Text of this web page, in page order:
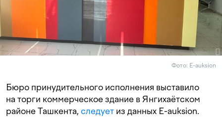
Фото: E-auksion
Бюро принудительного исполнения выставило
на торги коммерческое здание в Янгихаётском
районе Ташкента, следует из данных E-auksion.